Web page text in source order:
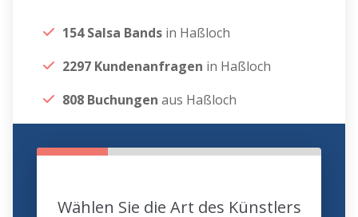
154 Salsa Bands in Haßloch
2297 Kundenanfragen in Haßloch
808 Buchungen aus Haßloch
Wählen Sie die Art des Künstlers